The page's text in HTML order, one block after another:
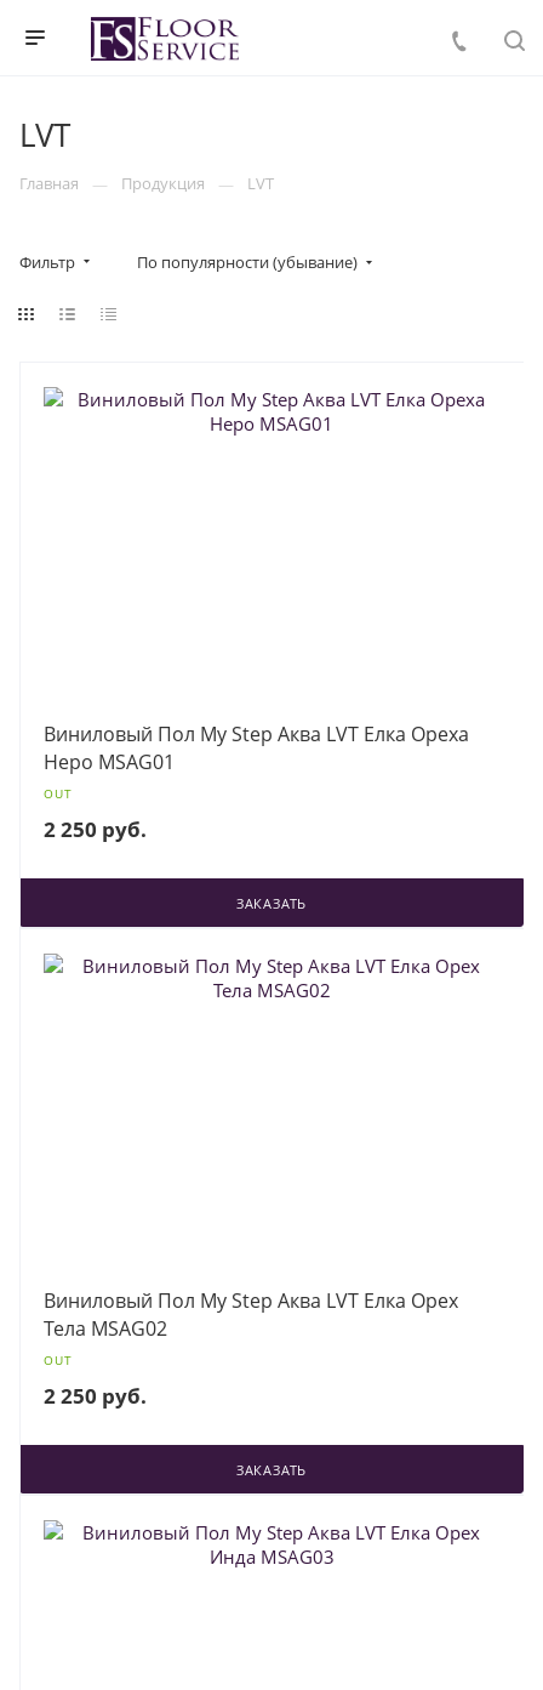
LVT
Главная Продукция LVT
Фильтр По популярности (убывание)
Виниловый Пол My Step Аква LVT Елка Ореха
Неро MSAG01
OUT
2 250 руб.
ЗАКАЗАТЬ
Виниловый Пол My Step Аква LVT Елка Орех
Тела MSAG02
OUT
2 250 руб.
ЗАКАЗАТЬ